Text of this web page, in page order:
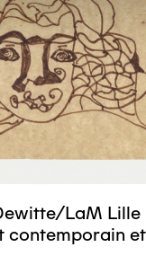
LaM Lille
contemporain